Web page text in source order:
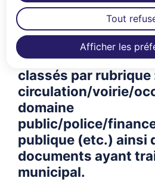
Afficher les
Tout
l'ordonnance du 7
son décret
ci-dessous tous les
règlementaires de
classés par rubrique
circulation/voirie/
domaine
public/police/
publique (etc.) ainsi
documents ayant
municipal.